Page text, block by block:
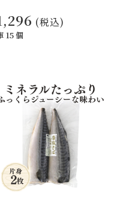
(税込)
15 個